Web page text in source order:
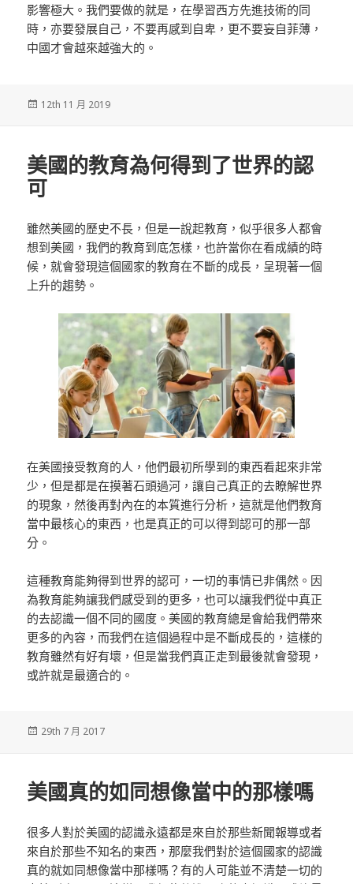
影響極大。我們要做的就是，在學習西方先進技術的同
時，亦要發展自己，不要再感到自卑，更不要妄自菲薄，
中國才會越來越強大的。
發
12th 11 月 2019
美國的教育為何得到了世界的認
可
雖然美國的歷史不長，但是一說起教育，似乎很多人都會
想到美國，我們的教育到底怎樣，也許當你在看成績的時
候，就會發現這個國家的教育在不斷的成長，呈現著一個
上升的趨勢。
在美國接受教育的人，他們最初所學到的東西看起來非常
少，但是都是在摸著石頭過河，讓自己真正的去瞭解世界
的現象，然後再對內在的本質進行分析，這就是他們教育
當中最核心的東西，也是真正的可以得到認可的那一部
分。
這種教育能夠得到世界的認可，一切的事情已非偶然。因
為教育能夠讓我們感受到的更多，也可以讓我們從中真正
的去認識一個不同的國度。美國的教育總是會給我們帶來
更多的內容，而我們在這個過程中是不斷成長的，這樣的
教育雖然有好有壞，但是當我們真正走到最後就會發現，
或許就是最適合的。
發
29th 7 月 2017
美國真的如同想像當中的那樣嗎
很多人對於美國的認識永遠都是來自於那些新聞報導或者
來自於那些不知名的東西，那麼我們對於這個國家的認識
真的就如同想像當中那樣嗎？有的人可能並不清楚一切的